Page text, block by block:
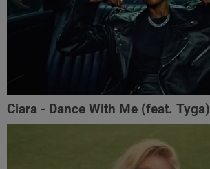
Ciara - Dance With Me (feat. Tyga)